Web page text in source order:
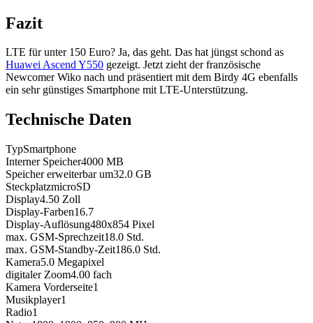
Fazit
LTE für unter 150 Euro? Ja, das geht. Das hat jüngst schond as
Huawei Ascend Y550 gezeigt. Jetzt zieht der französische
Newcomer Wiko nach und präsentiert mit dem Birdy 4G ebenfalls
ein sehr günstiges Smartphone mit LTE-Unterstützung.
Technische Daten
TypSmartphone
Interner Speicher4000 MB
Speicher erweiterbar um32.0 GB
SteckplatzmicroSD
Display4.50 Zoll
Display-Farben16.7
Display-Auflösung480x854 Pixel
max. GSM-Sprechzeit18.0 Std.
max. GSM-Standby-Zeit186.0 Std.
Kamera5.0 Megapixel
digitaler Zoom4.00 fach
Kamera Vorderseite1
Musikplayer1
Radio1